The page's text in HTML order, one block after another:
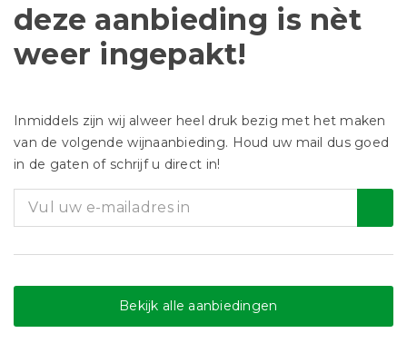
deze aanbieding is nèt
weer ingepakt!
Inmiddels zijn wij alweer heel druk bezig met het maken
van de volgende wijnaanbieding. Houd uw mail dus goed
in de gaten of schrijf u direct in!
Bekijk alle aanbiedingen